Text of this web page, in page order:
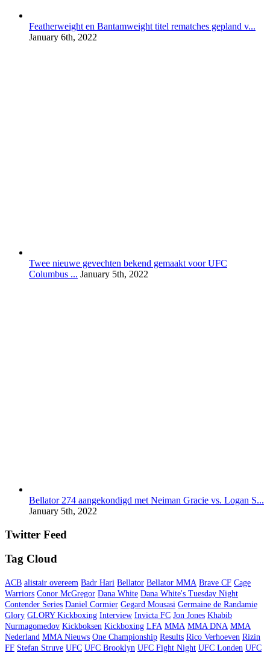
Featherweight en Bantamweight titel rematches gepland v...
January 6th, 2022
Twee nieuwe gevechten bekend gemaakt voor UFC
Columbus ... January 5th, 2022
Bellator 274 aangekondigd met Neiman Gracie vs. Logan S...
January 5th, 2022
Twitter Feed
Tag Cloud
ACB alistair overeem Badr Hari Bellator Bellator MMA Brave CF Cage
Warriors Conor McGregor Dana White Dana White's Tuesday Night
Contender Series Daniel Cormier Gegard Mousasi Germaine de Randamie
Glory GLORY Kickboxing Interview Invicta FC Jon Jones Khabib
Nurmagomedov Kickboksen Kickboxing LFA MMA MMA DNA MMA
Nederland MMA Nieuws One Championship Results Rico Verhoeven Rizin
FF Stefan Struve UFC UFC Brooklyn UFC Fight Night UFC Londen UFC